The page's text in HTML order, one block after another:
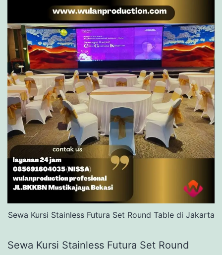
Sewa Kursi Stainless Futura Set Round Table di Jakarta
Sewa Kursi Stainless Futura Set Round